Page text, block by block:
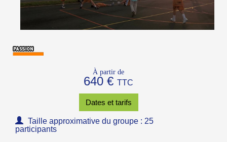
À partir de
640 € TTC
Dates et tarifs
Taille approximative du groupe : 25
participants